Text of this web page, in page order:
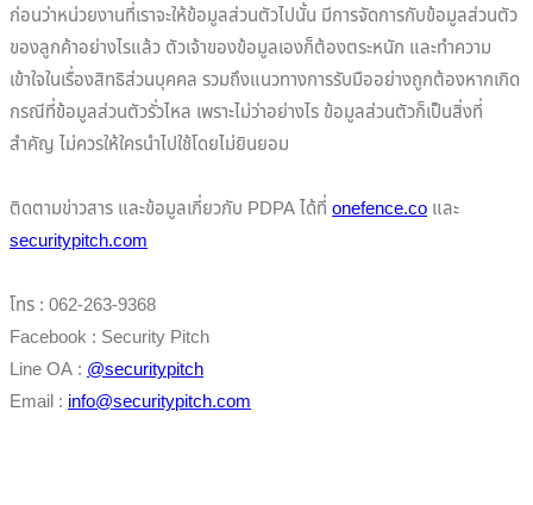
ก่อนว่าหน่วยงานที่เราจะให้ข้อมูลส่วนตัวไปนั้น มีการจัดการกับข้อมูลส่วนตัว
ของลูกค้าอย่างไรแล้ว ตัวเจ้าของข้อมูลเองก็ต้องตระหนัก และทำความ
เข้าใจในเรื่องสิทธิส่วนบุคคล รวมถึงแนวทางการรับมืออย่างถูกต้องหากเกิด
กรณีที่ข้อมูลส่วนตัวรั่วไหล เพราะไม่ว่าอย่างไร ข้อมูลส่วนตัวก็เป็นสิ่งที่
สำคัญ ไม่ควรให้ใครนำไปใช้โดยไม่ยินยอม
ติดตามข่าวสาร และข้อมูลเกี่ยวกับ PDPA ได้ที่ onefence.co และ
securitypitch.com
โทร : 062-263-9368
Facebook : Security Pitch
Line OA : @securitypitch
Email : info@securitypitch.com